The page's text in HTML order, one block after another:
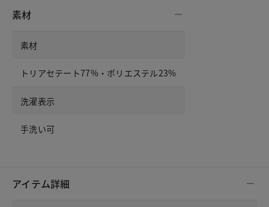
素材
素材
トリアセテート77%・ポリエステル23%
洗濯表示
手洗い可
アイテム詳細